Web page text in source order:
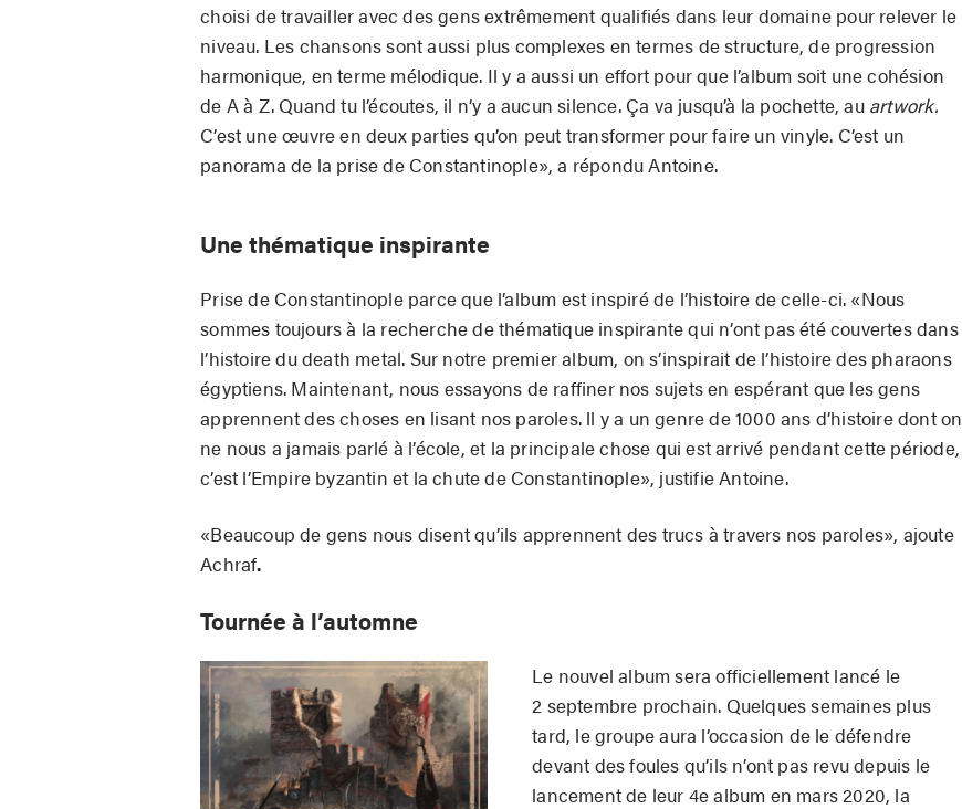
choisi de travailler avec des gens extrêmement qualifiés dans leur domaine pour relever le
niveau. Les chansons sont aussi plus complexes en termes de structure, de progression
harmonique, en terme mélodique. Il y a aussi un effort pour que l’album soit une cohésion
de A à Z. Quand tu l’écoutes, il n’y a aucun silence. Ça va jusqu’à la pochette, au artwork.
C’est une œuvre en deux parties qu’on peut transformer pour faire un vinyle. C’est un
panorama de la prise de Constantinople», a répondu Antoine.
Une thématique inspirante
Prise de Constantinople parce que l’album est inspiré de l’histoire de celle-ci. «Nous
sommes toujours à la recherche de thématique inspirante qui n’ont pas été couvertes dans
l’histoire du death metal. Sur notre premier album, on s’inspirait de l’histoire des pharaons
égyptiens. Maintenant, nous essayons de raffiner nos sujets en espérant que les gens
apprennent des choses en lisant nos paroles. ll y a un genre de 1000 ans d’histoire dont on
ne nous a jamais parlé à l’école, et la principale chose qui est arrivé pendant cette période,
c’est l’Empire byzantin et la chute de Constantinople», justifie Antoine.
«Beaucoup de gens nous disent qu’ils apprennent des trucs à travers nos paroles», ajoute
Achraf.
Tournée à l’automne
Le nouvel album sera officiellement lancé le
2 septembre prochain. Quelques semaines plus
tard, le groupe aura l’occasion de le défendre
devant des foules qu’ils n’ont pas revu depuis le
lancement de leur 4e album en mars 2020, la